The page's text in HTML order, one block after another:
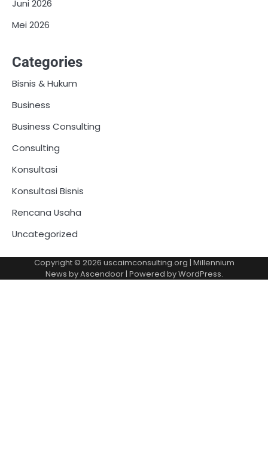
Juni 2026
Mei 2026
Categories
Bisnis & Hukum
Business
Business Consulting
Consulting
Konsultasi
Konsultasi Bisnis
Rencana Usaha
Uncategorized
Copyright © 2026 uscaimconsulting.org | Millennium
News byAscendoor| Powered byWordPress.